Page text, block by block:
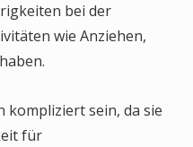
bei der
wie Anziehen,
kompliziert sein, da sie
für